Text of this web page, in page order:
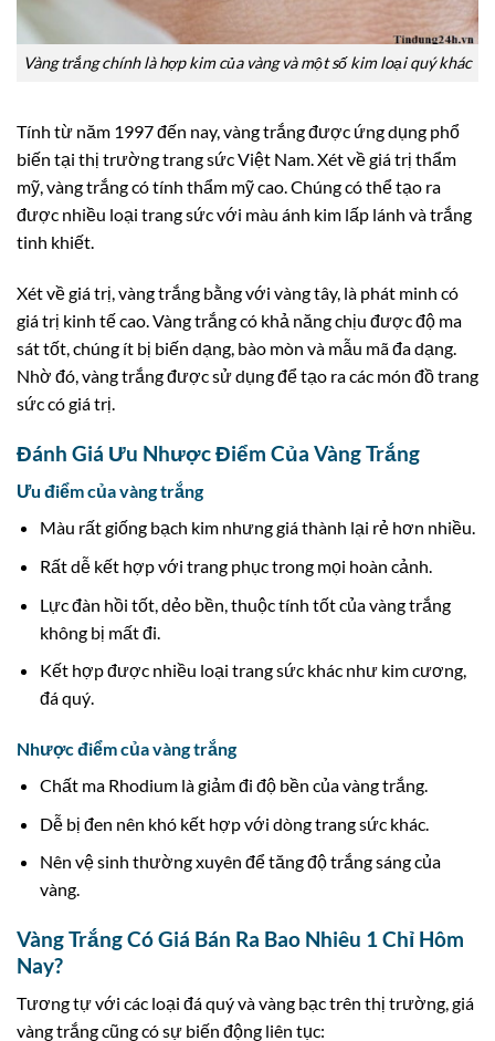
Vàng trắng chính là hợp kim của vàng và một số kim loại quý khác
Tính từ năm 1997 đến nay, vàng trắng được ứng dụng phổ
biến tại thị trường trang sức Việt Nam. Xét về giá trị thẩm
mỹ, vàng trắng có tính thẩm mỹ cao. Chúng có thể tạo ra
được nhiều loại trang sức với màu ánh kim lấp lánh và trắng
tinh khiết.
Xét về giá trị, vàng trắng bằng với vàng tây, là phát minh có
giá trị kinh tế cao. Vàng trắng có khả năng chịu được độ ma
sát tốt, chúng ít bị biến dạng, bào mòn và mẫu mã đa dạng.
Nhờ đó, vàng trắng được sử dụng để tạo ra các món đồ trang
sức có giá trị.
Đánh Giá Ưu Nhược Điểm Của Vàng Trắng
Ưu điểm của vàng trắng
Màu rất giống bạch kim nhưng giá thành lại rẻ hơn nhiều.
Rất dễ kết hợp với trang phục trong mọi hoàn cảnh.
Lực đàn hồi tốt, dẻo bền, thuộc tính tốt của vàng trắng
không bị mất đi.
Kết hợp được nhiều loại trang sức khác như kim cương,
đá quý.
Nhược điểm của vàng trắng
Chất ma Rhodium là giảm đi độ bền của vàng trắng.
Dễ bị đen nên khó kết hợp với dòng trang sức khác.
Nên vệ sinh thường xuyên để tăng độ trắng sáng của
vàng.
Vàng Trắng Có Giá Bán Ra Bao Nhiêu 1 Chỉ Hôm
Nay?
Tương tự với các loại đá quý và vàng bạc trên thị trường, giá
vàng trắng cũng có sự biến động liên tục: